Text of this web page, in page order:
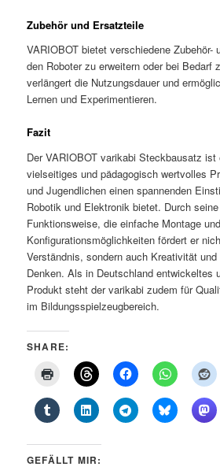
Zubehör und Ersatzteile
VARIOBOT bietet verschiedene Zubehör-
den Roboter zu erweitern oder bei Bedarf
verlängert die Nutzungsdauer und
Lernen und Experimentieren.
Fazit
Der VARIOBOT varikabi Steckbausatz ist
vielseitiges und pädagogisch wertvolles
und Jugendlichen einen spannenden
Robotik und Elektronik bietet. Durch
Funktionsweise, die einfache Montage
Konfigurationsmöglichkeiten fördert er
Verständnis, sondern auch Kreativität
Denken. Als in Deutschland entwickeltes
Produkt steht der varikabi zudem für
im Bildungsspielzeugbereich.
SHARE:
GEFÄLLT MIR: